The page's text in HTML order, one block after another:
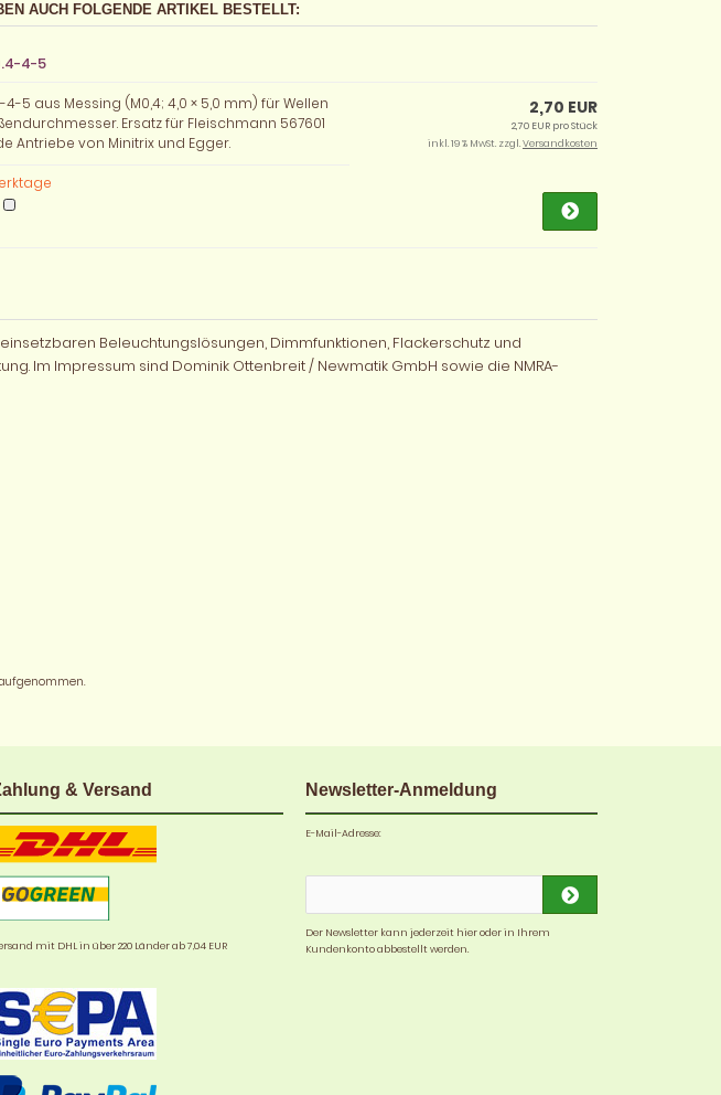
AUCH FOLGENDE ARTIKEL BESTELLT:
4-5
4-5 aus Messing (M0,4; 4,0 × 5,0 mm) für Wellen
Ersatz für Fleischmann 567601
Antriebe von Minitrix und Egger.
2,70 EUR
2,70 EUR pro Stück
inkl. 19 % MwSt. zzgl.Versandkosten
Beleuchtungslösungen, Dimmfunktionen, Flackerschutz und
Im Impressum sind Dominik Ottenbreit / Newmatik GmbH sowie die NMRA-
aufgenommen.
& Versand
mit DHL in über 220 Länder ab 7,04 EUR
Newsletter-Anmeldung
E-Mail-Adresse:
Der Newsletter kann jederzeit hier oder in Ihrem
Kundenkonto abbestellt werden.